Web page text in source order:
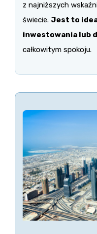
z najniższych
świecie. Jest to
inwestowania lub
całkowitym spokoju.